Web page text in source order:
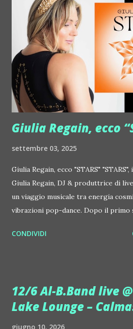
http://www.myspace.com/justdixon
http://www.myspace.com/
http://www.myspace.com/
http://www.myspace.com/
Orchestra feat. Alessio Bertallot
http://www.myspace.com/
http://www.myspace.com/
Centrale Elettrica Loco Dice ::
http://www.myspace.com/locod...
Giulia Regain, ecco
settembre 03, 2025
Giulia Regain, ecco "STARS"
Giulia Regain, DJ & produttrice di
un viaggio musicale tra energia
vibrazioni pop-dance. Dopo il primo
seconda release intitolata "STARS",
tra Giulia Regain e Dhany, già
produzioni come "My Memories"
CONDIVIDI
12/6 Al-B.Band live
Lake Lounge –
giugno 10, 2026